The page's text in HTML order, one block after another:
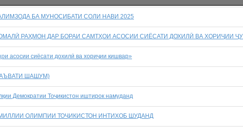
БА МУНОСИБАТИ СОЛИ НАВИ 2025
РАҲМОН ДАР БОРАИ САМТҲОИ АСОСИИ СИЁСАТИ ДОХИЛӢ ВА ХОРИҶИИ
асосии сиёсати дохилӣ ва хориҷии кишвар»
ШАШУМ)
Демократии Тоҷикистон иштирок намуданд
ОЛИМПИИ ТОҶИКИСТОН ИНТИХОБ ШУДАНД